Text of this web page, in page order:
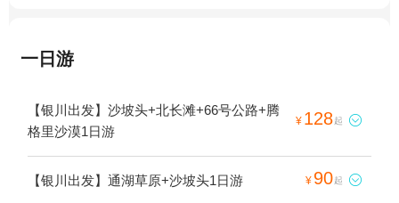
一日游
【银川出发】沙坡头+北长滩+66号公路+腾
格里沙漠1日游
¥ 128起 
【银川出发】通湖草原+沙坡头1日游 ¥ 90起 